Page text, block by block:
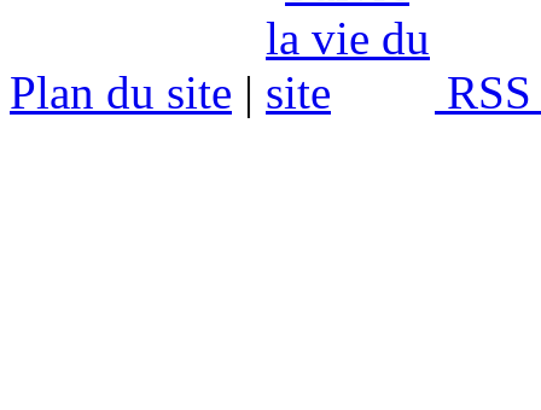
Plan du site |